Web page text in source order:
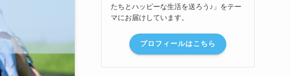
たちとハッピーな生活を送ろう♪」をテー
マにお届けしています。
プロフィールはこちら